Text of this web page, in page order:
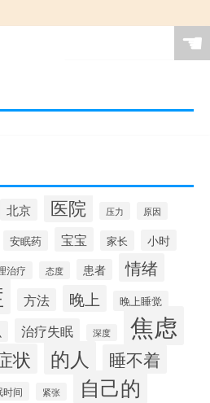
☚
北京 医院 压力 原因
安眠药 宝宝 家长 小时
治疗 态度 患者 情绪
方法 晚上
晚上睡觉
治疗失眠 深度 焦虑
状 的人 睡不着
时间 紧张 自己的